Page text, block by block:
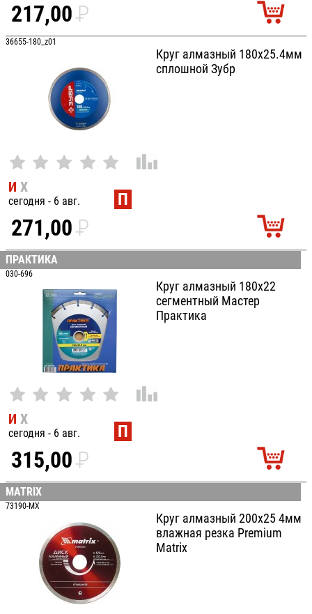
217,00P
УБ.
36655-180_z01
Круг алмазный 180х25.4мм
сплошной Зубр
И Х
сегодня - 6 авг. П
271,00P
УБ.
ПРАКТИКА
030-696
Круг алмазный 180х22
сегментный Мастер
Практика
И Х
сегодня - 6 авг. П
315,00P
УБ.
MATRIX
73190-MX
Круг алмазный 200х25 4мм
влажная резка Premium
Matrix